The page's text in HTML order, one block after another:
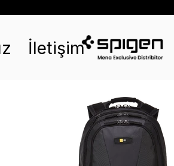
İletişim